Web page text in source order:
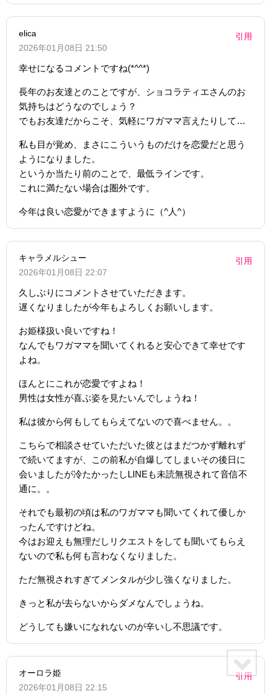
elica
2026年01月08日 21:50
引用
幸せになるコメントですね(*^^*)
長年のお友達とのことですが、ショコラティエさんのお
気持ちはどうなのでしょう？
でもお友達だからこそ、気軽にワガママ言えたりして…
私も目が覚め、まさにこういうものだけを恋愛だと思う
ようになりました。
というか当たり前のことで、最低ラインです。
これに満たない場合は圏外です。
今年は良い恋愛ができますように（^人^）
キャラメルシュー
2026年01月08日 22:07
引用
久しぶりにコメントさせていただきます。
遅くなりましたが今年もよろしくお願いします。
お姫様扱い良いですね！
なんでもワガママを聞いてくれると安心できて幸せです
よね。
ほんとにこれが恋愛ですよね！
男性は女性が喜ぶ姿を見たいんでしょうね！
私は彼から何もしてもらえてないので喜べません。。
こちらで相談させていただいた彼とはまだつかず離れず
で続いてますが、この前私が自爆してしまいその後日に
会いましたが冷たかったしLINEも未読無視されて音信不
通に。。
それでも最初の頃は私のワガママも聞いてくれて優しか
ったんですけどね。
今はお迎えも無理だしリクエストをしても聞いてもらえ
ないので私も何も言わなくなりました。
ただ無視されすぎてメンタルが少し強くなりました。
きっと私が去らないからダメなんでしょうね。
どうしても嫌いになれないのが辛いし不思議です。
オーロラ姫
2026年01月08日 22:15
引用